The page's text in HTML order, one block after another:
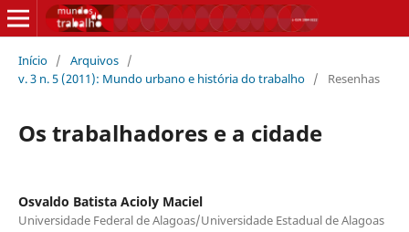
Início / Arquivos /
v. 3 n. 5 (2011): Mundo urbano e história do trabalho / Resenhas
Os trabalhadores e a cidade
Osvaldo Batista Acioly Maciel
Universidade Federal de Alagoas/Universidade Estadual de Alagoas